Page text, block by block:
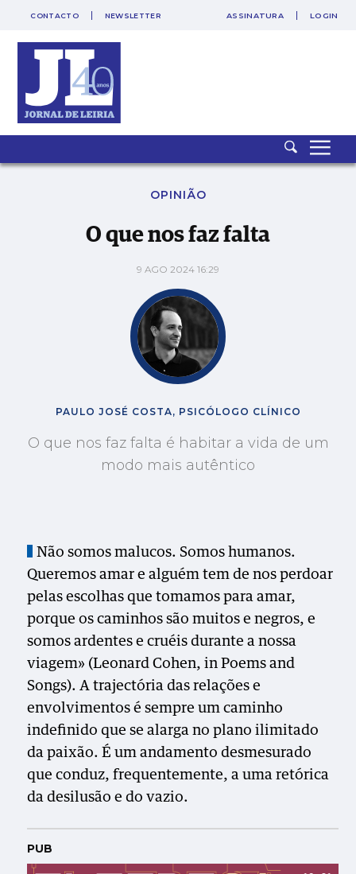
SAIR
CONTACTO NEWSLETTER ASSINATURA LOGIN
O que nos faz falta
OPINIÃO
O que nos faz falta
9 AGO 2024 16:29
PAULO JOSÉ COSTA, PSICÓLOGO CLÍNICO
O que nos faz falta é habitar a vida de um
modo mais autêntico
Não somos malucos. Somos humanos.
Queremos amar e alguém tem de nos perdoar
pelas escolhas que tomamos para amar,
porque os caminhos são muitos e negros, e
somos ardentes e cruéis durante a nossa
viagem» (Leonard Cohen, in Poems and
Songs). A trajectória das relações e
envolvimentos é sempre um caminho
indefinido que se alarga no plano ilimitado
da paixão. É um andamento desmesurado
que conduz, frequentemente, a uma retórica
da desilusão e do vazio.
PUB